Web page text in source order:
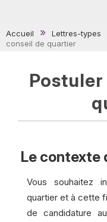
Accueil Lettres-types
conseil de quartier
Le contexte
Vous souhaitez
quartier et à cette
de candidature